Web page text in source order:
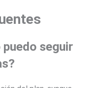
puedo seguir